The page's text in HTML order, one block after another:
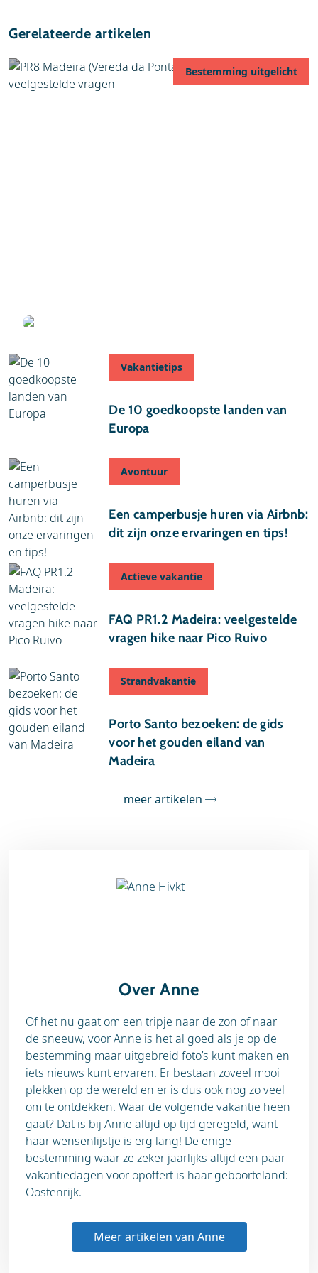
Gerelateerde artikelen
Bestemming uitgelicht
Vakantietips
De 10 goedkoopste landen van
Europa
Avontuur
Een camperbusje huren via Airbnb:
dit zijn onze ervaringen en tips!
Actieve vakantie
FAQ PR1.2 Madeira: veelgestelde
vragen hike naar Pico Ruivo
Strandvakantie
Porto Santo bezoeken: de gids
voor het gouden eiland van
Madeira
meer artikelen
Over Anne
Of het nu gaat om een tripje naar de zon of naar
de sneeuw, voor Anne is het al goed als je op de
bestemming maar uitgebreid foto’s kunt maken en
iets nieuws kunt ervaren. Er bestaan zoveel mooi
plekken op de wereld en er is dus ook nog zo veel
om te ontdekken. Waar de volgende vakantie heen
gaat? Dat is bij Anne altijd op tijd geregeld, want
haar wensenlijstje is erg lang! De enige
bestemming waar ze zeker jaarlijks altijd een paar
vakantiedagen voor opoffert is haar geboorteland:
Oostenrijk.
Meer artikelen van Anne